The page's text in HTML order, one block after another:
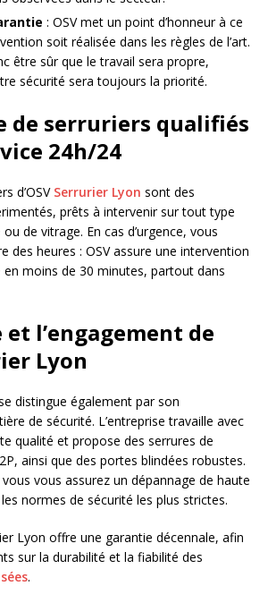
: OSV met un point d’honneur à ce
soit réalisée dans les règles de l’art.
être sûr que le travail sera propre,
sécurité sera toujours la priorité.
de serruriers qualifiés
24h/24
d’OSV Serrurier Lyon sont des
prêts à intervenir sur tout type
de vitrage. En cas d’urgence, vous
des heures : OSV assure une intervention
moins de 30 minutes, partout dans
et l’engagement de
Lyon
distingue également par son
de sécurité. L’entreprise travaille avec
qualité et propose des serrures de
ainsi que des portes blindées robustes.
vous vous assurez un dépannage de haute
normes de sécurité les plus strictes.
Lyon offre une garantie décennale, afin
sur la durabilité et la fiabilité des
.